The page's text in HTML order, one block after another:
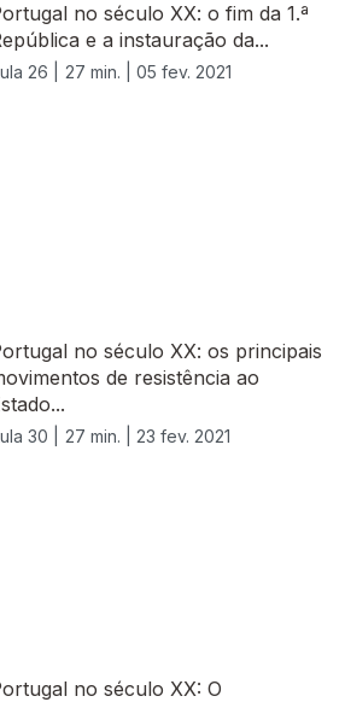
no século XX: o fim da 1.ª
e a instauração da...
26 | 27 min. | 05 fev. 2021
no século XX: os principais
de resistência ao
30 | 27 min. | 23 fev. 2021
no século XX: O